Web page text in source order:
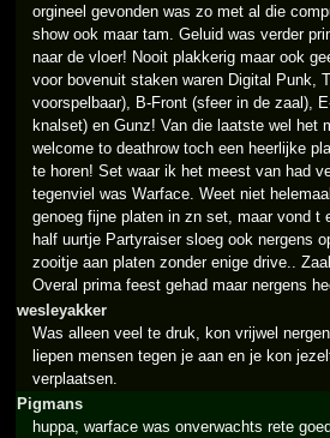
orgineel gevonden was zo met al die
show ook maar tam. Geluid was verder
naar de vloer! Nooit plakkerig maar ook
voor bovenuit staken waren Digital Punk,
voorspelbaar), B-Front (sfeer in de zaal),
knalset) en Gunz! Van die laatste wel het
welcome to deathrow toch een heerlijke
te horen! Set waar ik het meest van had
tegenviel was Warface. Weet niet
genoeg fijne platen in zn set, maar vond t
half uurtje Partyraiser sloeg ook nergens
zooitje aan platen zonder enige drive..
Overal prima feest gehad maar nergens
wesleyakker
Was alleen veel te druk, kon vrijwel
liepen mensen tegen je aan en je kon
verplaatsen.
Pigmans
huppa, warface was onverwachts rete